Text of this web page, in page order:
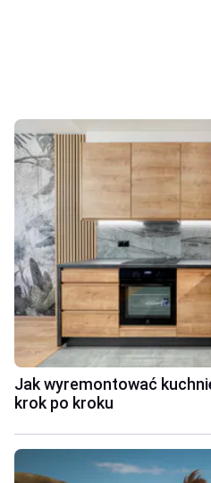
Jak wyremontować
krok po kroku